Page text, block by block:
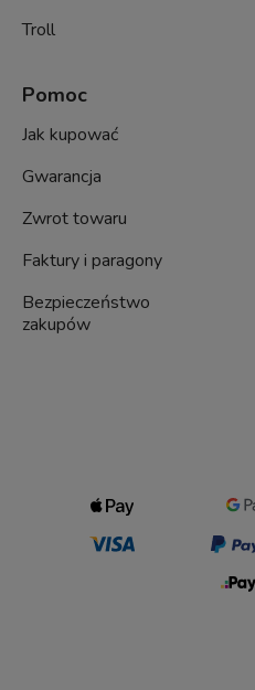
Troll
Pomoc
Jak kupować
Gwarancja
Zwrot towaru
Faktury i paragony
Bezpieczeństwo
zakupów